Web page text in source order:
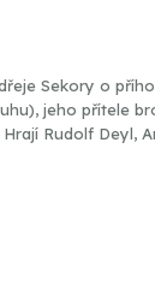
Sekory o
jeho přítele
Rudolf Deyl,